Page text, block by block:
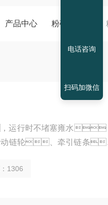
产品中心 粉碎格栅机
运行时不堵塞雍水
链轮、牵引链条
上部时，通过链轮的
：1306
电话咨询
扫码加微信